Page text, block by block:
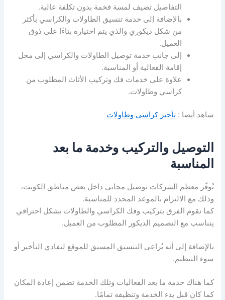
التفاصيل تضيف لمسة فخمة بدون تكلفة عالية.
بالإضافة إلى خدمة تنسيق الطاولات والكراسي بأكثر
من شكل ديكوري والذي يتم اختياره بناءًا على ذوق
العميل.
إلى جانب خدمة توصيل الطاولات والكراسي إلى محل
إقامة الفعالية أو المناسبة.
علاوة على خدمات فك وتركيب الأثاث المطلوب من
كراسي وطاولات.
شاهد أيضا : تأجير كراسي وطاولات
التوصيل والتركيب وخدمة ما بعد
المناسبة
تُوفّر معظم الشركات توصيل مجاني داخل بعض مناطق الكويت،
وذلك مع الالتزام بالموعد المحدد للمناسبة.
كما تقوم الفرق بتركيب وفك الكراسي والطاولات بشكل احترافي
يتناسب مع التصميم الديكور المطلوب من العميل.
بالإضافة إلى أنه يُراعى التنسيق المسبق للموقع لتفادي التأخير أو
سوء التنظيم.
كما هناك خدمة ما بعد الفعاليات وتلك الخدمة تضمن إعادة المكان
كما كان قبل بدء الخدمة وتنظيفه تمامًا.